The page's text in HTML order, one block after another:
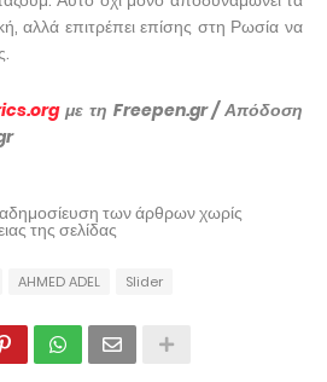
αλλά επιτρέπει επίσης στη Ρωσία να
με τη Freepen.gr / Απόδοση
των άρθρων χωρίς
της σελίδας
AHMED ADEL Slider